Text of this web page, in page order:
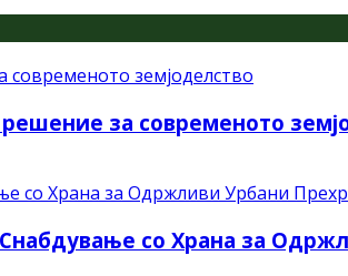
за современото
со Храна за